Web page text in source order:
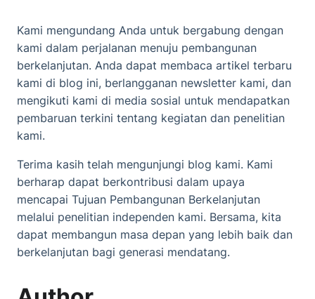
Kami mengundang Anda untuk bergabung dengan
kami dalam perjalanan menuju pembangunan
berkelanjutan. Anda dapat membaca artikel terbaru
kami di blog ini, berlangganan newsletter kami, dan
mengikuti kami di media sosial untuk mendapatkan
pembaruan terkini tentang kegiatan dan penelitian
kami.
Terima kasih telah mengunjungi blog kami. Kami
berharap dapat berkontribusi dalam upaya
mencapai Tujuan Pembangunan Berkelanjutan
melalui penelitian independen kami. Bersama, kita
dapat membangun masa depan yang lebih baik dan
berkelanjutan bagi generasi mendatang.